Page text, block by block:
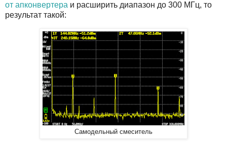
от апконвертера и расширить диапазон до 300 МГц, то
результат такой:
Самодельный смеситель